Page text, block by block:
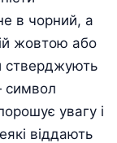
в чорний, а
жовтою або
стверджують
символ
увагу і
віддають